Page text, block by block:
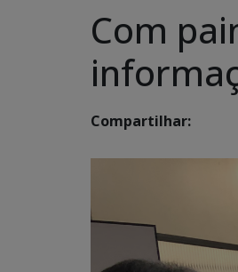
Com
Compartilhar: